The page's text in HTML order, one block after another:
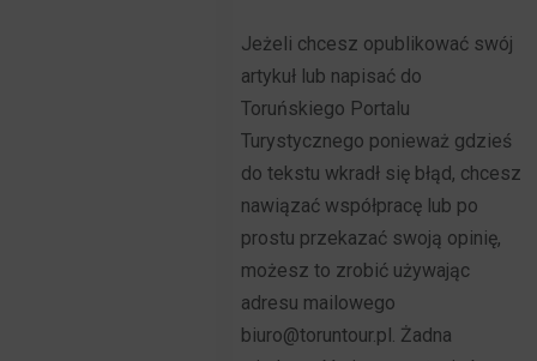
Jeżeli chcesz opublikować swój
artykuł lub napisać do
Toruńskiego Portalu
Turystycznego ponieważ gdzieś
do tekstu wkradł się błąd, chcesz
nawiązać współpracę lub po
prostu przekazać swoją opinię,
możesz to zrobić używając
adresu mailowego
biuro@toruntour.pl. Żadna